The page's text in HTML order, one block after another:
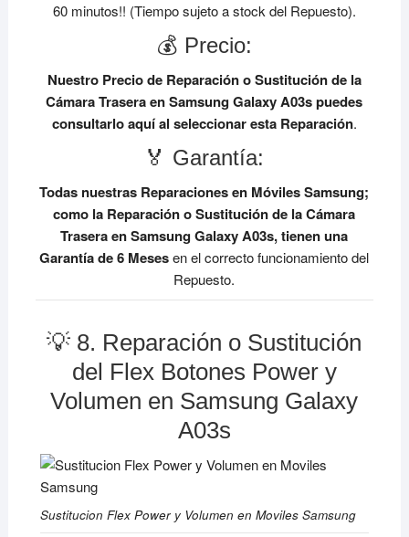
60 minutos!! (Tiempo sujeto a stock del Repuesto).
💰 Precio:
Nuestro Precio de Reparación o Sustitución de la
Cámara Trasera en Samsung Galaxy A03spuedes
consultarlo aquí al seleccionar esta Reparación.
🏅 Garantía:
Todas nuestras Reparaciones en Móviles Samsung;
como la Reparación o Sustitución de la Cámara
Trasera en Samsung Galaxy A03s, tienen una
Garantía de 6 Mesesen el correcto funcionamiento del
Repuesto.
💡 8. Reparación o Sustitución
del Flex Botones Power y
Volumen en Samsung Galaxy
A03s
Sustitucion Flex Power y Volumen en Moviles Samsung